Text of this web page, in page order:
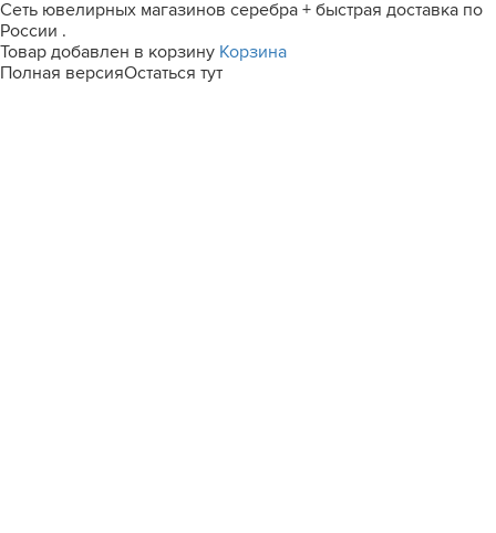
Сеть ювелирных магазинов серебра + быстрая доставка по
России .
Товар добавлен в корзину Корзина
Полная версияОстаться тут